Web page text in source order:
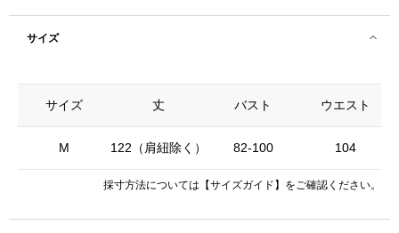
サイズ
サイズ
M
丈 バスト ウエスト
122（肩紐除く） 82-100 104
採寸方法については 【サイズガイド】 をご確認ください。